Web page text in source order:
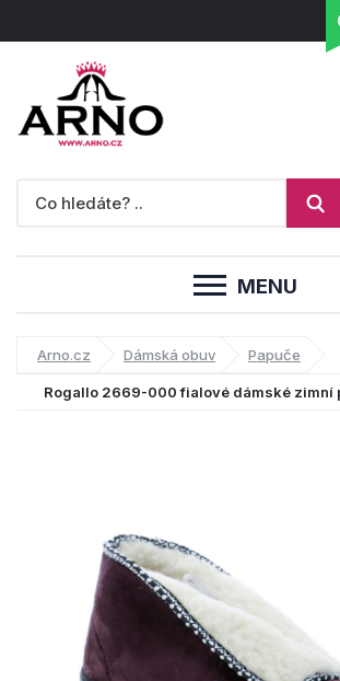
MENU
Arno.cz Dámská obuv Papuče
Rogallo 2669-000 fialové dámské zimní